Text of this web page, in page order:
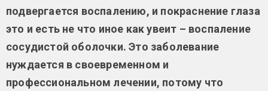
подвергается воспалению, и покраснение глаза
это и есть не что иное как увеит – воспаление
сосудистой оболочки. Это заболевание
нуждается в своевременном и
профессиональном лечении, потому что